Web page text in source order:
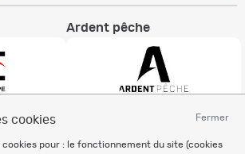
Fermer
cookies
pour : le fonctionnement du site (cookies
Ardent pêche